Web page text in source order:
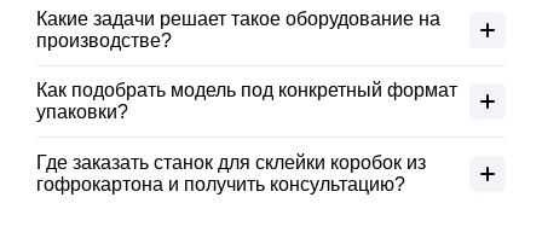
производствах для подготовки упаковки под готовую
продукцию.
заготовки перед соединением швов, что делает тару
прочнее. Такое решение подходит для производства
картонных коробок повышенной жесткости под мебельную
фурнитуру.
Какие задачи решает такое оборудование на
производстве?
Оно обеспечивает высокую скорость сборки, равномерное
нанесение клея и надёжную фиксацию швов. Готовые
поступают на упаковку сразу после выхода со станка.
Как подобрать модель под конкретный формат
упаковки?
При выборе учитываются размеры будущей коробки,
толщина картона и производительность линии.
Менеджеры «ЛИГА» помогут подобрать станок под объёмы
Где заказать станок для склейки коробок из
гофрокартона и получить консультацию?